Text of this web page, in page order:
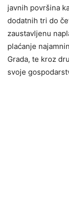
javnih površina
dodatnih tri do
zaustavljenu
plaćanje
Grada, te kroz
svoje